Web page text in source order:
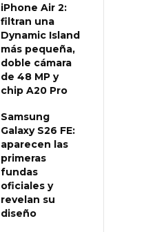
iPhone Air 2:
filtran una
Dynamic Island
más pequeña,
doble cámara
de 48 MP y
chip A20 Pro
Samsung
Galaxy S26 FE:
aparecen las
primeras
fundas
oficiales y
revelan su
diseño